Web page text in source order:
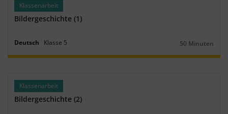
Klassenarbeit
Bildergeschichte (1)
Deutsch Klasse 5
Dauer:
50 Minuten
Klassenarbeit
Bildergeschichte (2)